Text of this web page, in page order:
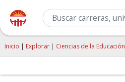
Inicio | Explorar | Ciencias de la Educación